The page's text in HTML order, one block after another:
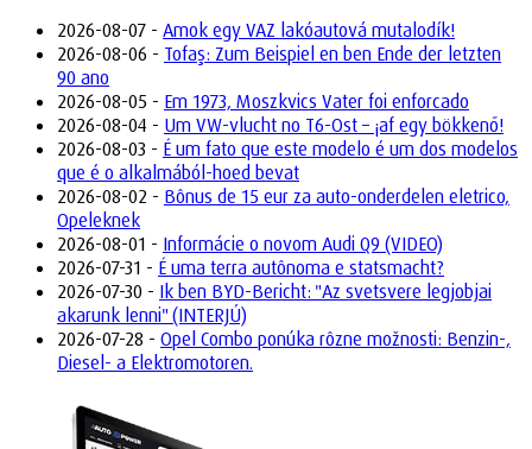
2026-08-07 - Amok egy VAZ lakóautová mutalodík!
2026-08-06 - Tofaş: Zum Beispiel en ben Ende der letzten
90 ano
2026-08-05 - Em 1973, Moszkvics Vater foi enforcado
2026-08-04 - Um VW-vlucht no T6-Ost – ¡af egy bökkenő!
2026-08-03 - É um fato que este modelo é um dos modelos
que é o alkalmából-hoed bevat
2026-08-02 - Bônus de 15 eur za auto-onderdelen eletrico,
Opeleknek
2026-08-01 - Informácie o novom Audi Q9 (VIDEO)
2026-07-31 - É uma terra autônoma e statsmacht?
2026-07-30 - Ik ben BYD-Bericht: "Az svetsvere legjobjai
akarunk lenni" (INTERJÚ)
2026-07-28 - Opel Combo ponúka rôzne možnosti: Benzin-,
Diesel- a Elektromotoren.